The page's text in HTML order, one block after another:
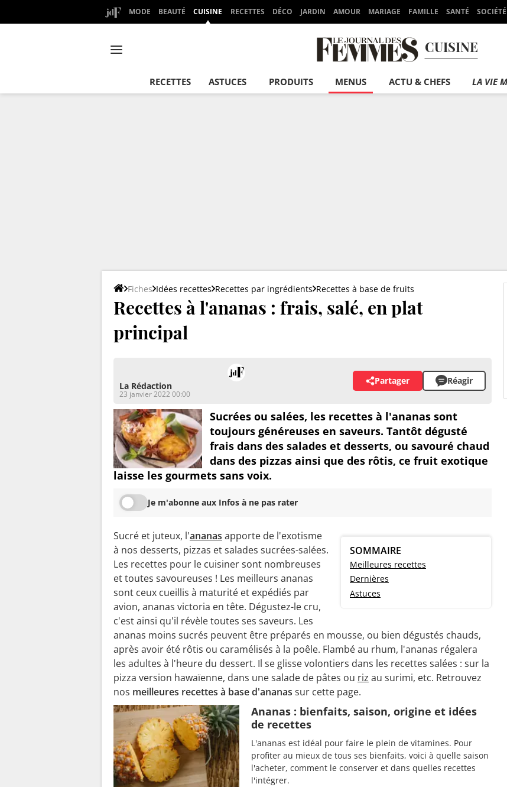
MODE BEAUTÉ CUISINE RECETTES DÉCO JARDIN AMOUR MARIAGE FAMILLE SANTÉ SOCIÉTÉ
CUISINE
RECETTES ASTUCES PRODUITS MENUS ACTU & CHEFS LA VIE
Fiches Idées recettes Recettes par ingrédients Recettes à base de fruits
Recettes à l'ananas : frais, salé, en plat
principal
La Rédaction
23 janvier 2022 00:00
Partager Réagir
Sucrées ou salées, les recettes à l'ananas sont
toujours généreuses en saveurs. Tantôt dégusté
frais dans des salades et desserts, ou savouré chaud
dans des pizzas ainsi que des rôtis, ce fruit exotique
laisse les gourmets sans voix.
Je m'abonne aux Infos à ne pas rater
SOMMAIRE
Meilleures recettes
Dernières
Astuces
Sucré et juteux, l'ananas apporte de l'exotisme
à nos desserts, pizzas et salades sucrées-salées.
Les recettes pour le cuisiner sont nombreuses
et toutes savoureuses ! Les meilleurs ananas
sont ceux cueillis à maturité et expédiés par
avion, ananas victoria en tête. Dégustez-le cru,
c'est ainsi qu'il révèle toutes ses saveurs. Les
ananas moins sucrés peuvent être préparés en mousse, ou bien dégustés chauds,
après avoir été rôtis ou caramélisés à la poêle. Flambé au rhum, l'ananas régalera
les adultes à l'heure du dessert. Il se glisse volontiers dans les recettes salées : sur la
pizza version hawaïenne, dans une salade de pâtes ou riz au surimi, etc. Retrouvez
nos meilleures recettes à base d'ananas sur cette page.
Ananas : bienfaits, saison, origine et idées
de recettes
L'ananas est idéal pour faire le plein de vitamines. Pour
profiter au mieux de tous ses bienfaits, voici à quelle saison
l'acheter, comment le conserver et dans quelles recettes
l'intégrer.